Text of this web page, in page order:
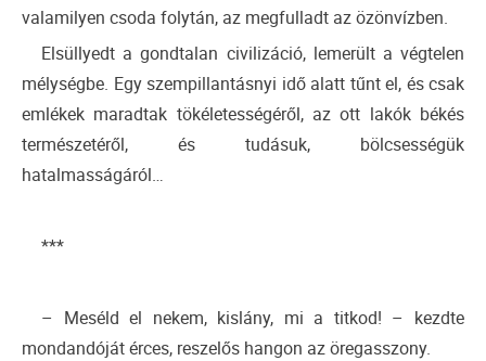
valamilyen csoda folytán, az megfulladt az özönvízben.
Elsüllyedt a gondtalan civilizáció, lemerült a végtelen
mélységbe. Egy szempillantásnyi idő alatt tűnt el, és csak
emlékek maradtak tökéletességéről, az ott lakók békés
természetéről, és tudásuk, bölcsességük
hatalmasságáról…
***
– Meséld el nekem, kislány, mi a titkod! – kezdte
mondandóját érces, reszelős hangon az öregasszony.